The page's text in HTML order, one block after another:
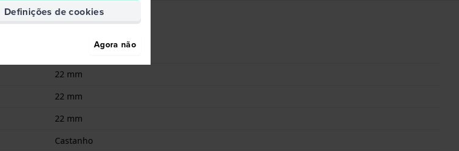
22 mm
22 mm
22 mm
Castanho
Definições de cookies
Agora não